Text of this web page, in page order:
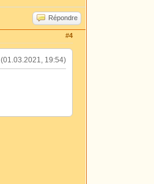
Répondre
#4
(01.03.2021, 19:54)